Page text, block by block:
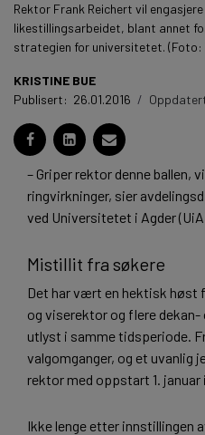
Rektor Frank Reichert vil
likestillingsarbeidet, blant annet
strategien for universitetet. (Foto:
KRISTINE BUE
Publisert: 26.01.2016 /
– Griper rektor denne ballen,
ringvirkninger, sier
ved Universitetet i Agder
Mistillit fra søkere
Det har vært en hektisk høst
og viserektor og flere
utlyst i samme tidsperiode.
valgomganger, og et uvanlig
rektor med oppstart 1. januar
Ikke lenge etter innstillingen